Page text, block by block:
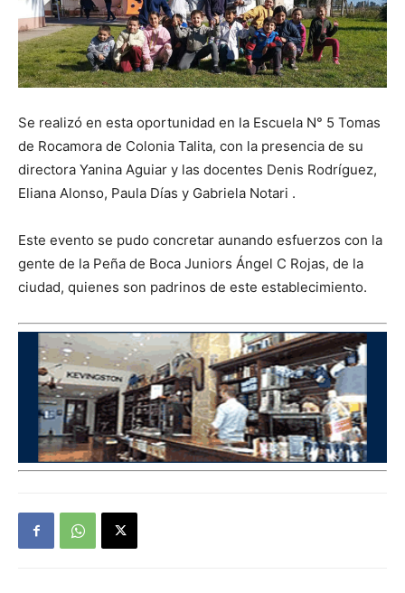
Se realizó en esta oportunidad en la Escuela N° 5 Tomas
de Rocamora de Colonia Talita, con la presencia de su
directora Yanina Aguiar y las docentes Denis Rodríguez,
Eliana Alonso, Paula Días y Gabriela Notari .
Este evento se pudo concretar aunando esfuerzos con la
gente de la Peña de Boca Juniors Ángel C Rojas, de la
ciudad, quienes son padrinos de este establecimiento.